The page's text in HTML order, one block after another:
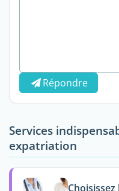
Répondre
Services
expatriation